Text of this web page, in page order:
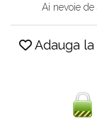
Ai nevoie de
Adauga